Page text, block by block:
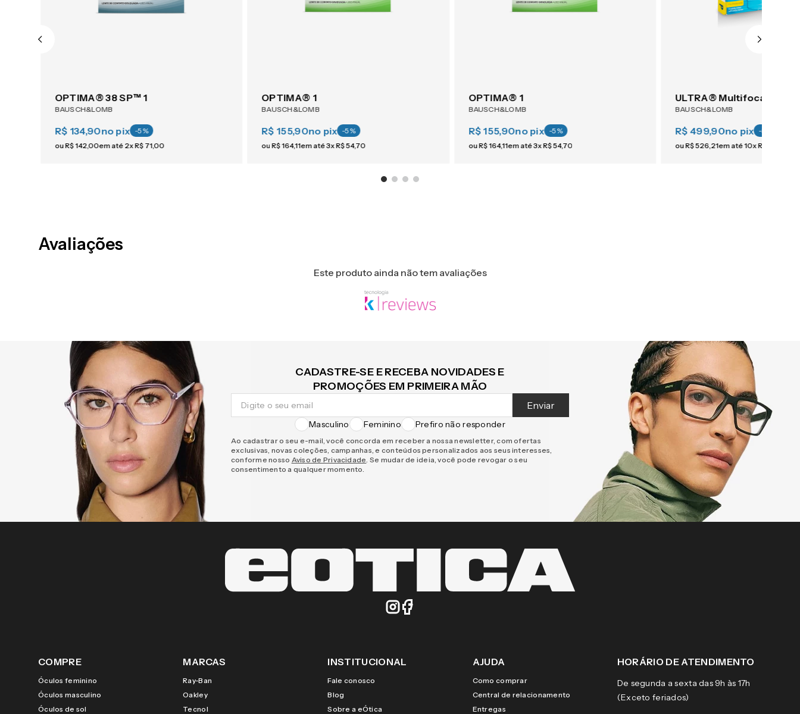
OPTIMA® 38 SP™ 1
BAUSCH&LOMB
R$ 134,90no pix -5%
ouR$142,00em até 2xR$ 71,00
OPTIMA® 1
BAUSCH&LOMB
R$ 155,90no pix -5%
ouR$164,11em até3xR$54,70
OPTIMA® 1
BAUSCH&LOMB
R$ 155,90no pix -5%
ouR$164,11em até3xR$54,70
ULTRA® Multifocal 6
BAUSCH&LOMB
R$ 499,90no pix -5
ouR$526 21em até10xR$
Avaliações
Este produto ainda não tem avaliações
CADASTRE-SE E RECEBA NOVIDADES E
PROMOÇÕES EM PRIMEIRA MÃO
Enviar
Masculino Feminino Prefiro não responder
Ao cadastrar o seu e-mail, você concorda em receber a nossa newsletter, com ofertas
exclusivas, novas coleções, campanhas, e conteúdos personalizados aos seus interesses,
conforme nosso Aviso de Privacidade. Se mudar de ideia, você pode revogar o seu
consentimento a qualquer momento.
COMPRE
Óculos feminino
Óculos masculino
Óculos de sol
MARCAS
Ray-Ban
Oakley
Tecnol
INSTITUCIONAL
Fale conosco
Blog
Sobre a eÓtica
AJUDA
Como comprar
Central de relacionamento
Entregas
HORÁRIO DE ATENDIMENTO
De segunda a sexta das 9h às 17h
(Exceto feriados)